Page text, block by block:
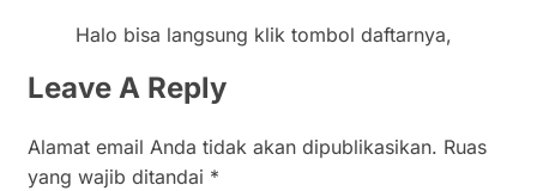
Halo bisa langsung klik tombol daftarnya,
Leave A Reply
Alamat email Anda tidak akan dipublikasikan. Ruas
yang wajib ditandai *